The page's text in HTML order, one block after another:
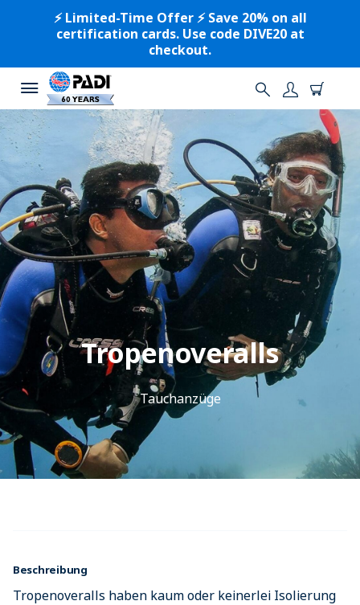
⚡️ Limited-Time Offer ⚡️ Save 20% on all
certification cards. Use code DIVE20 at
checkout.
Tropenoveralls
Tauchanzüge
Beschreibung
Tropenoveralls haben kaum oder keinerlei Isolierung